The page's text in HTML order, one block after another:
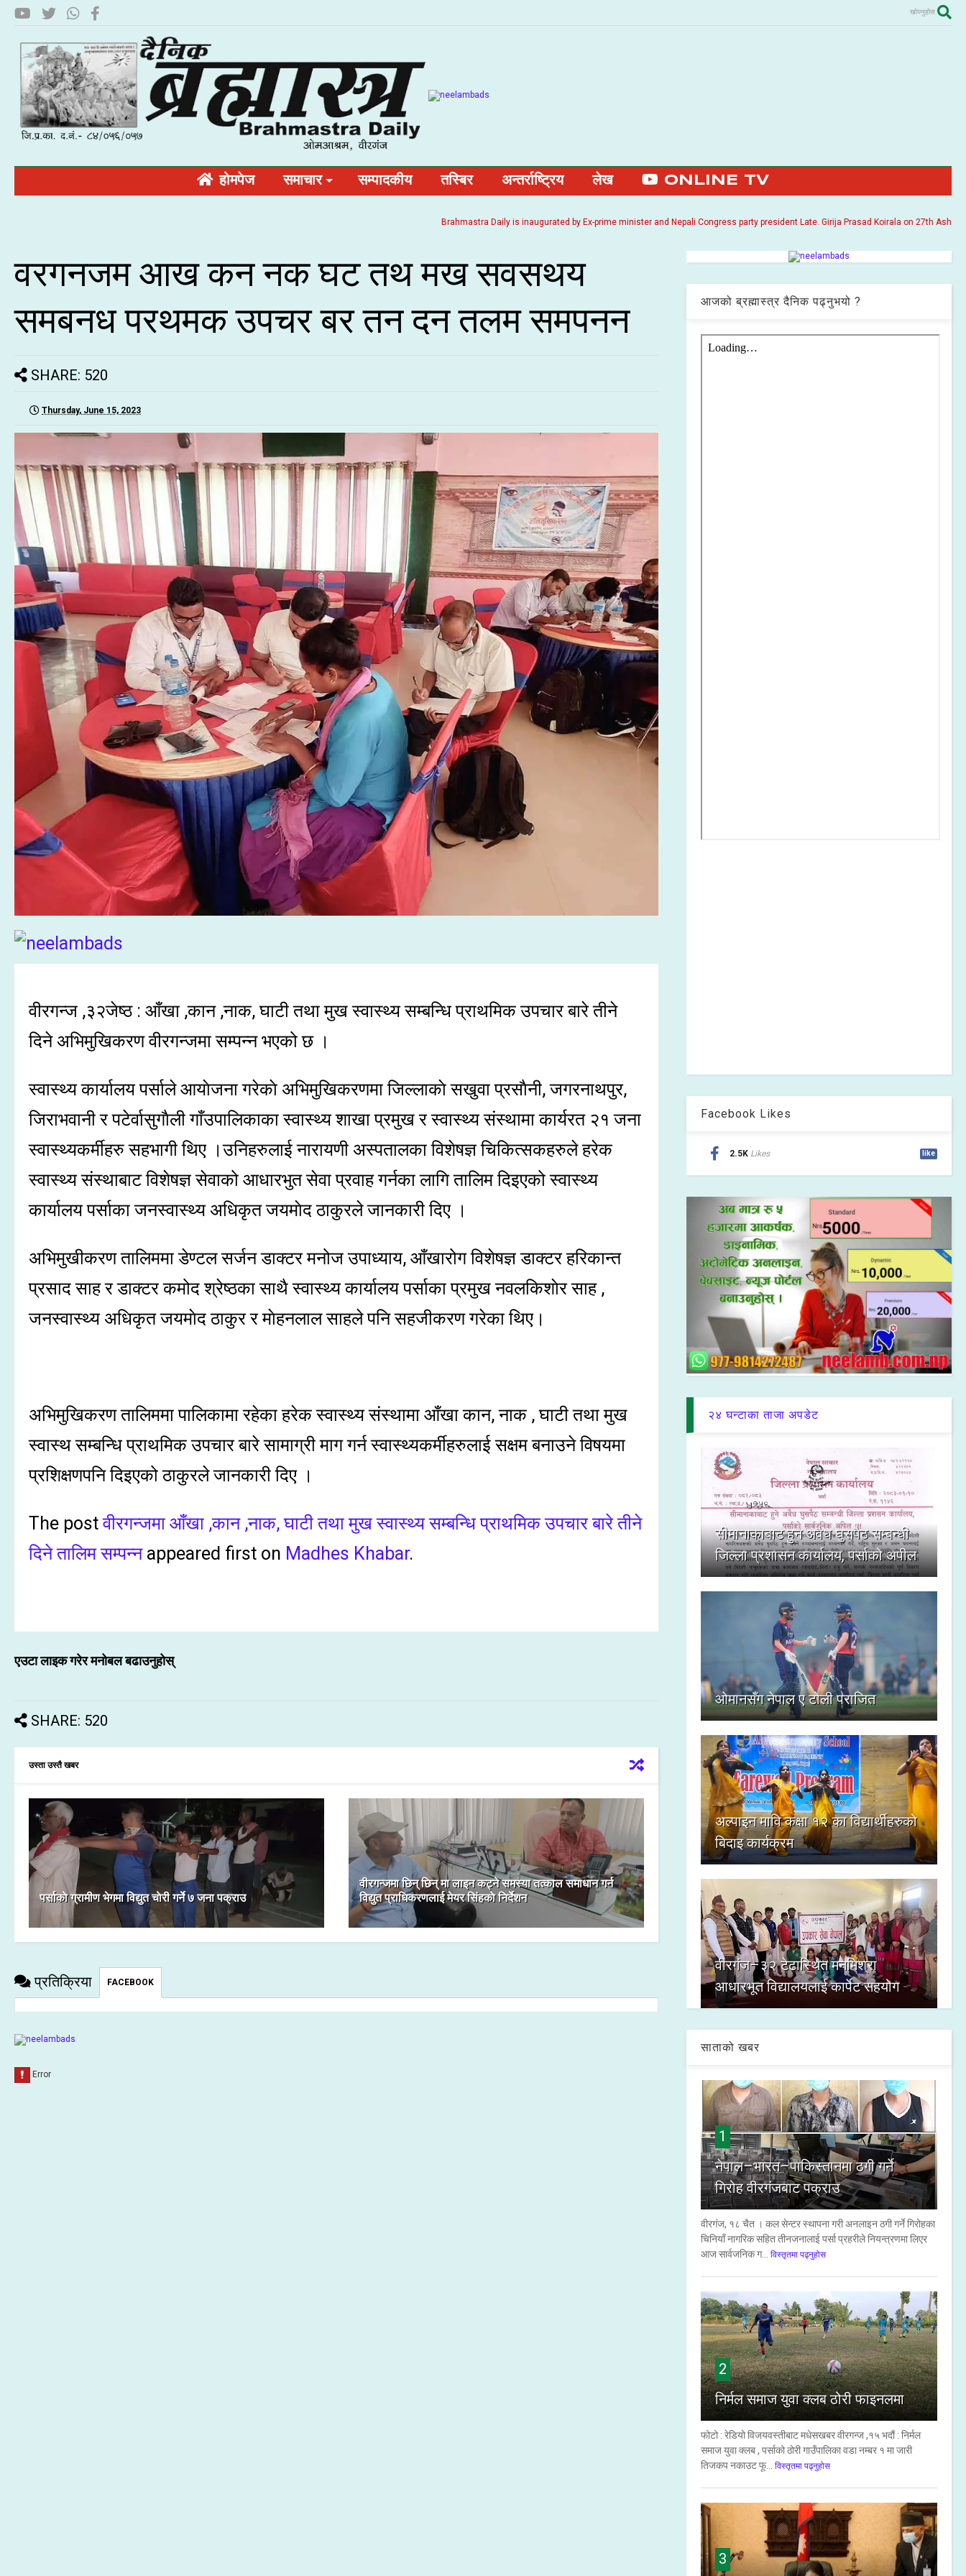
खोज्नुहोस
होमपेज समाचार सम्पादकीय तस्बिर अन्तर्राष्ट्रिय लेख ONLINE TV
Brahmastra Daily is inaugurated by Ex-prime minister and Nepali Congress party president Late. Girija Prasad Koirala on 27th Ashoj
वरगनजम आख कन नक घट तथ मख सवसथय
समबनध परथमक उपचर बर तन दन तलम समपनन
SHARE: 520
Thursday, June 15, 2023
वीरगन्ज ,३२जेष्ठ : आँखा ,कान ,नाक, घाटी तथा मुख स्वास्थ्य सम्बन्धि प्राथमिक उपचार बारे तीने
दिने अभिमुखिकरण वीरगन्जमा सम्पन्न भएको छ ।
स्वास्थ्य कार्यालय पर्साले आयाेजना गरेकाे अभिमुखिकरणमा जिल्लाकाे सखुवा प्रसाैनी, जगरनाथपुर,
जिराभवानी र पटेर्वासुगाैली गाँउपालिकाका स्वास्थ्य शाखा प्रमुख र स्वास्थ्य संस्थामा कार्यरत २१ जना
स्वास्थ्यकर्मीहरु सहभागी थिए ।उनिहरुलाई नारायणी अस्पतालका विशेषज्ञ चिकित्सकहरुले हरेक
स्वास्थ्य संस्थाबाट विशेषज्ञ सेवाको आधारभुत सेवा प्रवाह गर्नका लागि तालिम दिइएको स्वास्थ्य
कार्यालय पर्साका जनस्वास्थ्य अधिकृत जयमाेद ठाकुरले जानकारी दिए ।
अभिमुखीकरण तालिममा डेण्टल सर्जन डाक्टर मनोज उपाध्याय, आँखारोग विशेषज्ञ डाक्टर हरिकान्त
प्रसाद साह र डाक्टर कमोद श्रेष्ठका साथै स्वास्थ्य कार्यालय पर्साका प्रमुख नवलकिशाेर साह ,
जनस्वास्थ्य अधिकृत जयमाेद ठाकुर र माेहनलाल साहले पनि सहजीकरण गरेका थिए।
अभिमुखिकरण तालिममा पालिकामा रहेका हरेक स्वास्थ्य संस्थामा आँखा कान, नाक , घाटी तथा मुख
स्वास्थ सम्बन्धि प्राथमिक उपचार बारे सामाग्री माग गर्न स्वास्थ्यकर्मीहरुलाई सक्षम बनाउने विषयमा
प्रशिक्षणपनि दिइएको ठाकुरले जानकारी दिए ।
The postवीरगन्जमा आँखा ,कान ,नाक, घाटी तथा मुख स्वास्थ्य सम्बन्धि प्राथमिक उपचार बारे तीने
दिने तालिम सम्पन्नappeared first on Madhes Khabar.
एउटा लाइक गरेर मनोबल बढाउनुहोस्
SHARE: 520
उस्ता उस्तै खबर
पर्साकाे ग्रामीण भेगमा विद्युत चाेरी गर्ने ७ जना पक्राउ
वीरगन्जमा छिन् छिन् मा लाइन कट्ने समस्या तत्काल समाधान गर्न
विद्युत प्राधिकरणलाई मेयर सिंहकाे निर्देशन
प्रतिक्रिया FACEBOOK
आजको ब्रह्मास्त्र दैनिक पढ्नुभयो ?
Facebook Likes
2.5K Likes like
२४ घन्टाका ताजा अपडेट
सीमानाकाबाट हुने अवैध घुसपैठ सम्बन्धी
जिल्ला प्रशासन कार्यालय, पर्साको अपील
ओमानसँग नेपाल ए टोली पराजित
अल्पाइन मावि कक्षा १२ का विद्यार्थीहरुको
बिदाइ कार्यक्रम
वीरगंज–३२ टेढास्थित मनमिश्रा
आधारभूत विद्यालयलाई कार्पेट सहयोग
साताको खबर
1
नेपाल–भारत–पाकिस्तानमा ठगी गर्ने
गिरोह वीरगंजबाट पक्राउ
वीरगंज, १८ चैत । कल सेन्टर स्थापना गरी अनलाइन ठगी गर्ने गिरोहका
चिनियाँ नागरिक सहित तीनजनालाई पर्सा प्रहरीले नियन्त्रणमा लिएर
आज सार्वजनिक ग...
विस्तृतमा पढ्नुहोस
2
निर्मल समाज युवा क्लब ठोरी फाइनलमा
फोटो : रेडियो विजयवस्तीबाट मधेसखबर वीरगन्ज ,१५ भदौं : निर्मल
समाज युवा क्लब , पर्साको ठोरी गाउँपालिका वडा नम्बर १ मा जारी
तिजकप नकाउट फू...
विस्तृतमा पढ्नुहोस
3